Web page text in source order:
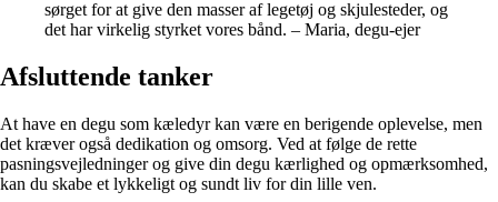
sørget for at give den masser af legetøj og skjulesteder, og
det har virkelig styrket vores bånd. – Maria, degu-ejer
Afsluttende tanker
At have en degu som kæledyr kan være en berigende oplevelse, men
det kræver også dedikation og omsorg. Ved at følge de rette
pasningsvejledninger og give din degu kærlighed og opmærksomhed,
kan du skabe et lykkeligt og sundt liv for din lille ven.